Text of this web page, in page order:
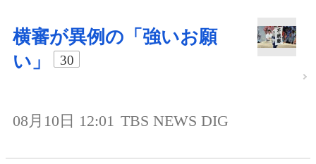
横審が異例の「強いお願
い」
30
08月10日 12:01 TBS NEWS DIG